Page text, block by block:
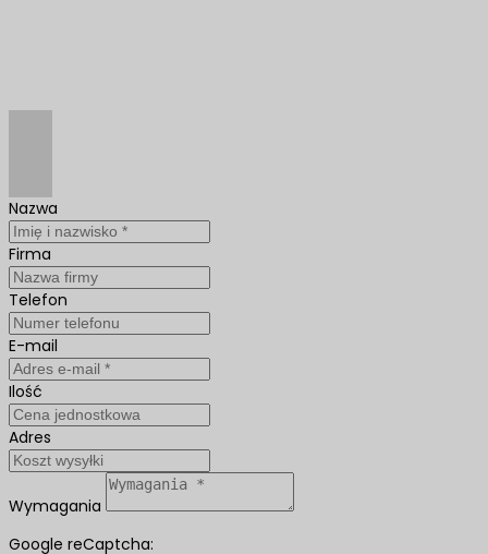
Nazwa
Firma
Telefon
E-mail
Ilość
Adres
Wymagania
Google reCaptcha: